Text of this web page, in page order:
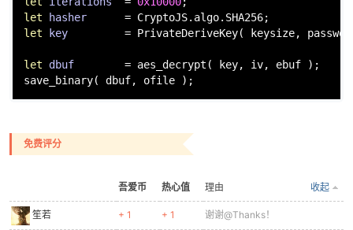
let
hasher =
let
key = PrivateDeriveKey( keysize,
let dbuf = aes_decrypt( key, iv, ebuf );
save_binary( dbuf, ofile );
免费评分
吾爱币 热心值 收起
理由
笙若 + 1 + 1 谢谢@Thanks！